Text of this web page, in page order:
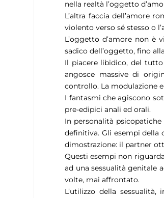
nella realtà l’oggetto
L’altra faccia dell’amore
violento verso sé stesso o
L’oggetto d’amore non
sadico dell’oggetto, fino
Il piacere libidico, del
angosce massive di
controllo. La modulazione
I fantasmi che agiscono
pre-edipici anali ed orali.
In personalità
definitiva. Gli esempi della
dimostrazione: il partner
Questi esempi non
ad una sessualità genitale
volte, mai affrontato.
L’utilizzo della